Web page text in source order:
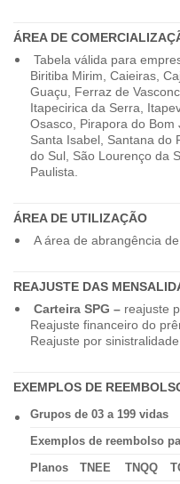
ÁREA DE
Tabela válida para
Biritiba Mirim, Caieiras,
Guaçu, Ferraz de
Itapecirica da Serra,
Osasco, Pirapora do
Santa Isabel, Santana do
do Sul, São Lourenço da
Paulista.
ÁREA DE UTILIZAÇÃO
A área de abrangência
REAJUSTE DAS
Carteira SPG –reajuste
Reajuste financeiro do
Reajuste por
EXEMPLOS DE
Grupos de 03 a 199 vidas
Exemplos de reembolso
Planos
TNEE TNQQ